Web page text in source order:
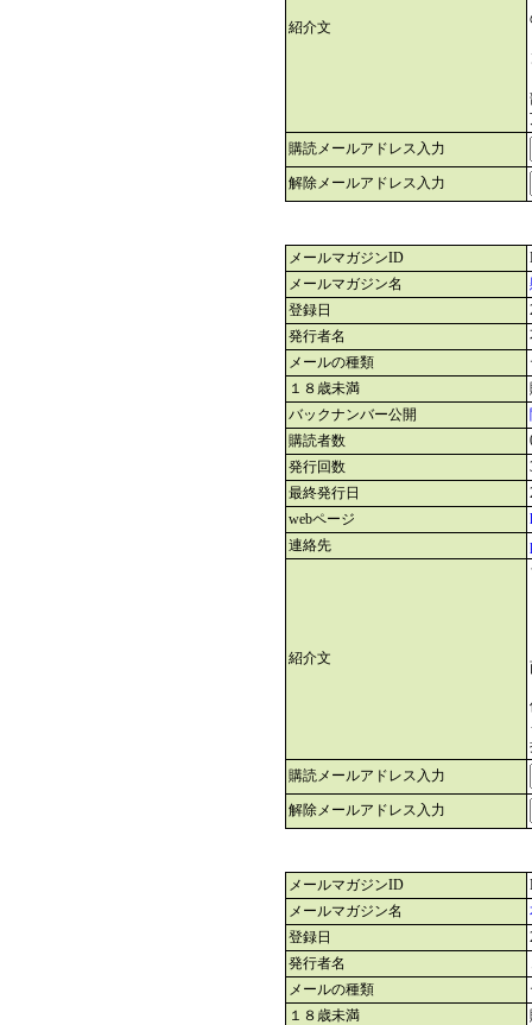
紹介文
購読メールアドレス入力
解除メールアドレス入力
メールマガジンID
メールマガジン名
登録日
発行者名
メールの種類
１８歳未満
バックナンバー公開
購読者数
発行回数
最終発行日
webページ
連絡先
紹介文
購読メールアドレス入力
解除メールアドレス入力
メールマガジンID
メールマガジン名
登録日
発行者名
メールの種類
１８歳未満